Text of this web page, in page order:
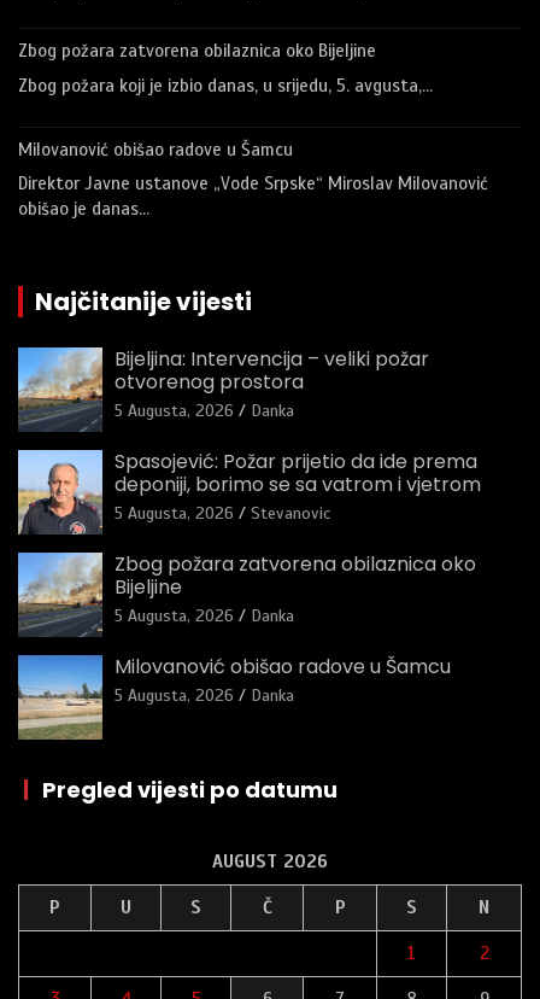
Zbog požara zatvorena obilaznica oko Bijeljine
Zbog požara koji je izbio danas, u srijedu, 5. avgusta,…
Milovanović obišao radove u Šamcu
Direktor Javne ustanove „Vode Srpske“ Miroslav Milovanović
obišao je danas…
Najčitanije vijesti
Bijeljina: Intervencija – veliki požar
otvorenog prostora
5 Augusta, 2026 Danka
Spasojević: Požar prijetio da ide prema
deponiji, borimo se sa vatrom i vjetrom
5 Augusta, 2026 Stevanovic
Zbog požara zatvorena obilaznica oko
Bijeljine
5 Augusta, 2026 Danka
Milovanović obišao radove u Šamcu
5 Augusta, 2026 Danka
| Pregled vijesti po datumu
AUGUST 2026
P U S Č P S N
1 2